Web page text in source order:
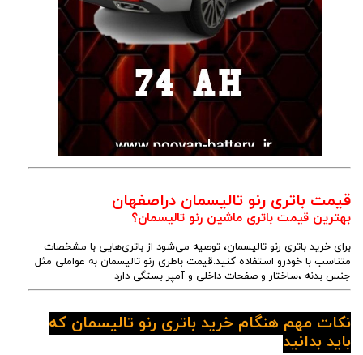
قیمت باتری رنو تالیسمان دراصفهان
بهترین قیمت باتری ماشین رنو تالیسمان؟
برای خرید باتری رنو تالیسمان، توصیه می‌شود از باتری‌هایی با مشخصات
متناسب با خودرو استفاده کنید.قیمت باطری رنو تالیسمان به عواملی مثل
جنس بدنه ،ساختار و صفحات داخلی و آمپر بستگی دارد
نکات مهم هنگام خرید باتری رنو تالیسمان که
باید بدانید